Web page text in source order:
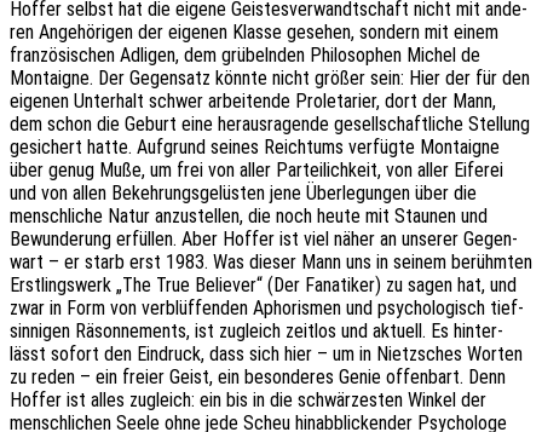
Hoffer selbst hat die eigene Geis­tes­ver­wandt­schaft nicht mit ande­
ren Ange­hö­ri­gen der eige­nen Klasse gese­hen, sondern mit einem
fran­zö­si­schen Adli­gen, dem grübeln­den Philo­so­phen Michel de
Montai­gne. Der Gegen­satz könnte nicht größer sein: Hier der für den
eige­nen Unter­halt schwer arbei­ten­de Prole­ta­ri­er, dort der Mann,
dem schon die Geburt eine heraus­ra­gen­de gesell­schaft­li­che Stel­lung
gesi­chert hatte. Aufgrund seines Reich­tums verfüg­te Montai­gne
über genug Muße, um frei von aller Partei­lich­keit, von aller Eife­rei
und von allen Bekeh­rungs­ge­lüs­ten jene Über­le­gun­gen über die
mensch­li­che Natur anzu­stel­len, die noch heute mit Stau­nen und
Bewun­de­rung erfül­len. Aber Hoffer ist viel näher an unse­rer Gegen­
wart – er starb erst 1983. Was dieser Mann uns in seinem berühm­ten
Erst­lings­werk „The True Belie­ver“ (Der Fana­ti­ker) zu sagen hat, und
zwar in Form von verblüf­fen­den Apho­ris­men und psycho­lo­gisch tief­
sin­ni­gen Räson­ne­ments, ist zugleich zeit­los und aktu­ell. Es hinter­
lässt sofort den Eindruck, dass sich hier – um in Nietz­sches Worten
zu reden – ein freier Geist, ein beson­de­res Genie offen­bart. Denn
Hoffer ist alles zugleich: ein bis in die schwär­zes­ten Winkel der
mensch­li­chen Seele ohne jede Scheu hinab­bli­cken­der Psycho­lo­ge